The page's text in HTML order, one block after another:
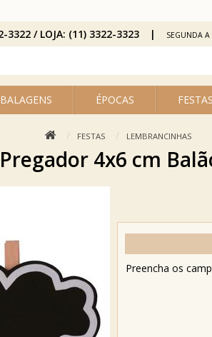
ÉPOCAS FESTAS
3322 / LOJA: (11) 3322-3323 SEGUNDA A
FESTAS LEMBRANCINHAS
4x6 cm
Preencha os